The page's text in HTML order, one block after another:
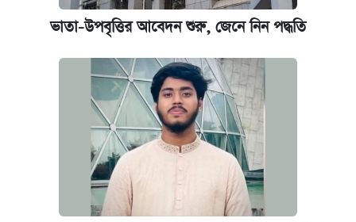
ভাতা-উপবৃত্তির আবেদন শুরু, জেনে নিন পদ্ধতি